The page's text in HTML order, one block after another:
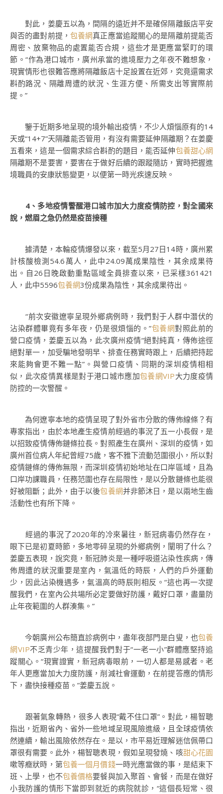
對此，姜慶五以為，間隔的遠近并不是確保隔離飯店平安
與否的盡對前提， 包養網真正應當追蹤關心的是隔離前提能否
周密、放棄物品的處置能否合規，這些才是更應當緊盯的環
節。“作為港口城市，廣州承當的進境壓力之年夜不難想象，
現實情形也很難答應將隔離飯店十足設置在近郊，究竟還需求
斟酌路況、隔離周遭的狀況、生涯方便、所需支出等實際前
提。”
鑒于近期多地呈現的境外輸出疫情，不少人煩惱原有的14
天或“14+7”天隔離能否管用，有沒有需要延伸隔離期？在姜慶
五看來，這是一個需求綜合斟酌的題目，能否延伸包養甜心網
隔離期不是要害，要害在于做好后續的跟蹤隨訪，實時把握進
境職員的安康狀態變更，以便第一時光疾速反映。
4、多地疫情警醒港口城市加大力度疫情防控，對全國來
說，燃眉之急仍然是疫苗接種
據清楚，本輪疫情爆發以來，截至5月27日14時，廣州累
計核酸檢測54.6萬人，此中24.09萬成果陰性，其余成果待
出。自26日晚啟動重點區域全員排查以來，已采樣361421
人，此中5596包養網3份成果為陰性，其余成果待出。
“前次安徽遼寧呈現外鄉病例時，我們對于人群中潛伏的
沾染群體畢竟有多年夜，仍是很煩惱的。”包養網對照此前的
營口疫情，姜慶五以為，此次廣州疫情“絕對純真，傳佈途徑
絕對單一，加受騙地發明早、排查任務實時跟上，后續把持起
來能夠會更不難一點”。與營口疫情、同期的深圳疫情相相
似，此次疫情異樣是對于港口城市應加包養網VIP大力度疫情
防控的一次警醒。
為何遼寧本地的疫情呈現了對外省市分散的傳佈線條？有
專家指出，由於本地產生疫情前經過的事況了五一小長假，是
以招致疫情傳佈鏈條拉長。對照產生在廣州、深圳的疫情，如
廣州首位病人年紀曾經75歲，客不雅下流動范圍很小，所以對
疫情鏈條的傳佈無限，而深圳疫情初始地址在口岸區域，且為
口岸功課職員，任務范圍也存在局限性，是以分散鏈條也能很
好被阻斷；此外，由于以後包養網并非節沐日，是以兩地生齒
活動性也有所下降。
經過的事況了2020年的冷來暑往，新冠病毒仍然存在，
眼下已是初夏時節，多地零碎呈現的外鄉病例，闡明了什么？
姜慶五表現，說究竟，新冠肺炎是一種呼吸道沾染性疾病，傳
佈周遭的狀況重要是室內，氣溫低的時辰，人們的戶外運動
少，因此沾染機遇多，氣溫高的時辰則相反。“這也再一次提
醒我們，在室內公共場所必定要做好防護，戴好口罩，盡量防
止年夜範圍的人群湊集。”
今朝廣州公布簡直診病例中，盡年夜部門是白叟，也包養
網VIP不乏青少年，這提醒我們對于“一老一小”群體應堅持追
蹤關心。“現實證實，新冠病毒眼前，一切人都是易感者。老
年人更應當加大力度防護，削減社會運動，在前提答應的情形
下，盡快接種疫苗。”姜慶五說。
跟著氣象轉熱，很多人表現“戴不住口罩”。對此，楊智聰
指出，近期省內、省外一些地域呈現風險進級，且全球疫情依
然連續，輸出風險依然存在。是以，市平易近理解迷信佩帶口
罩很有需要。此外，楊智聰表現，假如呈現發燒、咳甜心花園
嗽等癥狀時，第包養一個月價錢一時光應當做的事，是結束下
班、上學，也不包養價格要餐與加入聚首、會餐，而是在做好
小我防護的情形下當即到就近的病院就診，“這個長短常、很